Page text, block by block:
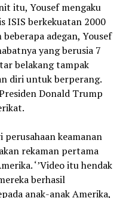
itu, Yousef mengaku
ISIS berkekuatan 2000
adegan, Yousef
yang berusia 7
belakang tampak
diri untuk berperang.
Donald Trump
keamanan
rekaman pertama
‘’Video itu hendak
berhasil
anak-anak Amerika,